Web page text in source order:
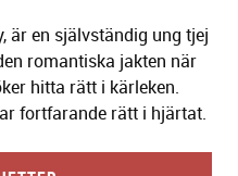
är en självständig ung tjej
romantiska jakten när
hitta rätt i kärleken.
fortfarande rätt i hjärtat.